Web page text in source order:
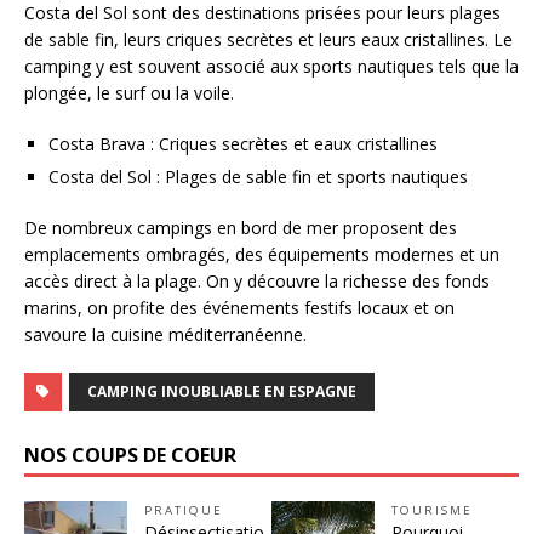
Costa del Sol sont des destinations prisées pour leurs plages
de sable fin, leurs criques secrètes et leurs eaux cristallines. Le
camping y est souvent associé aux sports nautiques tels que la
plongée, le surf ou la voile.
Costa Brava : Criques secrètes et eaux cristallines
Costa del Sol : Plages de sable fin et sports nautiques
De nombreux campings en bord de mer proposent des
emplacements ombragés, des équipements modernes et un
accès direct à la plage. On y découvre la richesse des fonds
marins, on profite des événements festifs locaux et on
savoure la cuisine méditerranéenne.
CAMPING INOUBLIABLE EN ESPAGNE
NOS COUPS DE COEUR
PRATIQUE TOURISME